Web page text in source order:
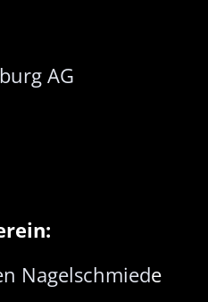
AG
Nagelschmiede